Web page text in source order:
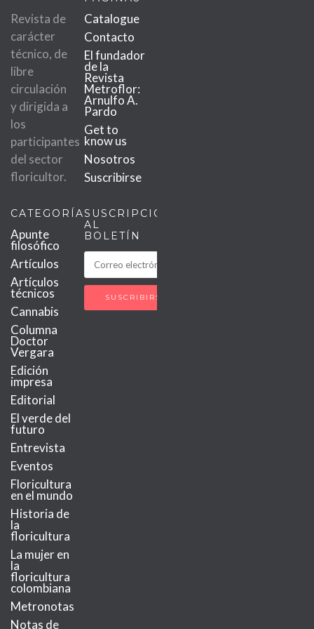
Revista de
carácter
técnico, de
libre
circulación
y dirigida a
los
participantes
del sector
floricultor.
Catalogue
Contacto
El fundador
de la
Revista
Metroflor:
Arnulfo A.
Pardo
Get to
know us
Nosotros
Suscribirse
CATEGORÍAS
Apunte
filosófico
Artículos
Artículos
técnicos
Cannabis
Columna
Doctor
Vergara
Edición
impresa
Editorial
El verde del
futuro
Entrevista
Eventos
Floricultura
en el mundo
Historia de
la
floricultura
La mujer en
la
floricultura
colombiana
Metronotas
Notas de
SUSCRIPCIÓN
AL
BOLETÍN